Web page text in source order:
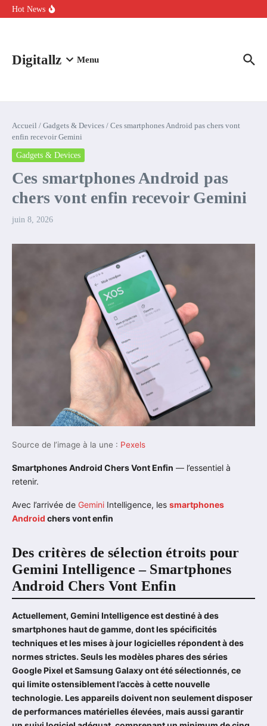
Aller au contenu
Hot News
Comment l’IA simplifie la data de caisse pour la transformer en
Digitallz Menu
Accueil / Gadgets & Devices / Ces smartphones Android pas chers vont
enfin recevoir Gemini
Gadgets & Devices
Ces smartphones Android pas
chers vont enfin recevoir Gemini
juin 8, 2026
Source de l’image à la une : Pexels
Smartphones Android Chers Vont Enfin — l’essentiel à
retenir.
Avec l’arrivée de Gemini Intelligence, les smartphones
Android chers vont enfin
Des critères de sélection étroits pour
Gemini Intelligence – Smartphones
Android Chers Vont Enfin
Actuellement, Gemini Intelligence est destiné à des
smartphones haut de gamme, dont les spécificités
techniques et les mises à jour logicielles répondent à des
normes strictes. Seuls les modèles phares des séries
Google Pixel et Samsung Galaxy ont été sélectionnés, ce
qui limite ostensiblement l’accès à cette nouvelle
technologie. Les appareils doivent non seulement disposer
de performances matérielles élevées, mais aussi garantir